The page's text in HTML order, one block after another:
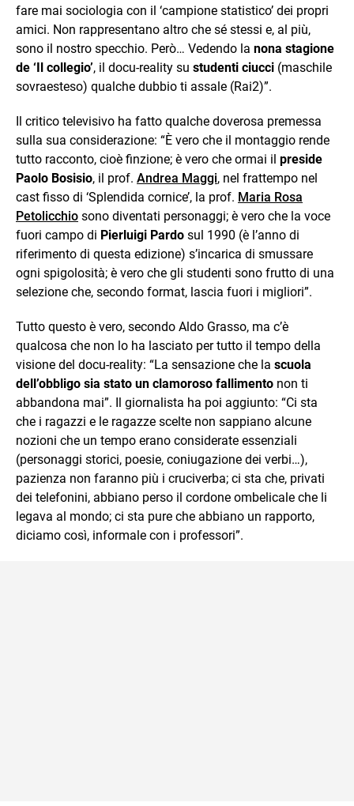
fare mai sociologia con il ‘campione statistico’ dei propri
amici. Non rappresentano altro che sé stessi e, al più,
sono il nostro specchio. Però… Vedendo la nona stagione
de ‘Il collegio’, il docu-reality su studenti ciucci (maschile
sovraesteso) qualche dubbio ti assale (Rai2)”.
Il critico televisivo ha fatto qualche doverosa premessa
sulla sua considerazione: “È vero che il montaggio rende
tutto racconto, cioè finzione; è vero che ormai il preside
Paolo Bosisio, il prof. Andrea Maggi, nel frattempo nel
cast fisso di ‘Splendida cornice’, la prof. Maria Rosa
Petolicchio sono diventati personaggi; è vero che la voce
fuori campo di Pierluigi Pardo sul 1990 (è l’anno di
riferimento di questa edizione) s’incarica di smussare
ogni spigolosità; è vero che gli studenti sono frutto di una
selezione che, secondo format, lascia fuori i migliori”.
Tutto questo è vero, secondo Aldo Grasso, ma c’è
qualcosa che non lo ha lasciato per tutto il tempo della
visione del docu-reality: “La sensazione che la scuola
dell’obbligo sia stato un clamoroso fallimento non ti
abbandona mai”. Il giornalista ha poi aggiunto: “Ci sta
che i ragazzi e le ragazze scelte non sappiano alcune
nozioni che un tempo erano considerate essenziali
(personaggi storici, poesie, coniugazione dei verbi…),
pazienza non faranno più i cruciverba; ci sta che, privati
dei telefonini, abbiano perso il cordone ombelicale che li
legava al mondo; ci sta pure che abbiano un rapporto,
diciamo così, informale con i professori”.